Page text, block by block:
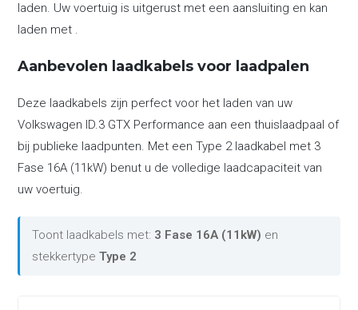
laden. Uw voertuig is uitgerust met een aansluiting en kan
laden met .
Aanbevolen laadkabels voor laadpalen
Deze laadkabels zijn perfect voor het laden van uw
Volkswagen ID.3 GTX Performance aan een thuislaadpaal of
bij publieke laadpunten. Met een Type 2 laadkabel met 3
Fase 16A (11kW) benut u de volledige laadcapaciteit van
uw voertuig.
Toont laadkabels met: 3 Fase 16A (11kW) en
stekkertypeType 2